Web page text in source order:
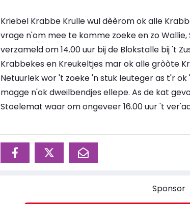
Kriebel Krabbe Krulle wul dèèrom ok alle
vrage n'om mee te komme zoeke en zo Wallie,
verzameld om 14.00 uur bij de Blokstalle bij 't
Krabbekes en Kreukeltjes mar ok alle gròòte
Netuurlek wor 't zoeke 'n stuk leuteger as t'r ok
magge n'ok dweilbendjes ellepe. As de kat
Stoelemat waar om ongeveer 16.00 uur 't
Sponsor